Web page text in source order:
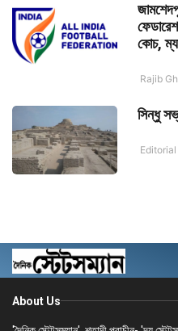
কোচ,
Rajib
সিন্ধু
About Us